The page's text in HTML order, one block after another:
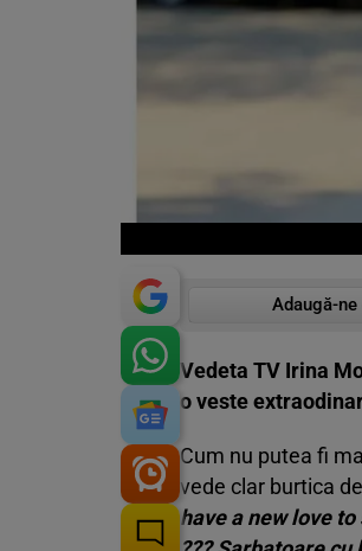
Adaugă-
Vedeta TV Irina
o veste
Cum nu putea fi
vede clar burtica
have a new love